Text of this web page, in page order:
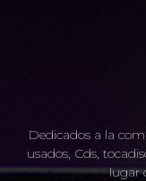
Dedicados a la
usados, Cds,
lugar